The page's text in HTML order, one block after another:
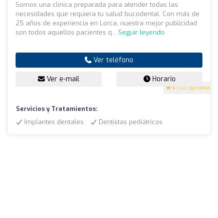
5 (100 opiniones)
Somos una clínica preparada para atender todas las
necesidades que requiera tu salud bucodental. Con más de
25 años de experiencia en Lorca, nuestra mejor publicidad
son todos aquellos pacientes q... Seguir leyendo
Ver teléfono
Ver e-mail Horario
Servicios y Tratamientos:
Implantes dentales
Dentistas pediátricos